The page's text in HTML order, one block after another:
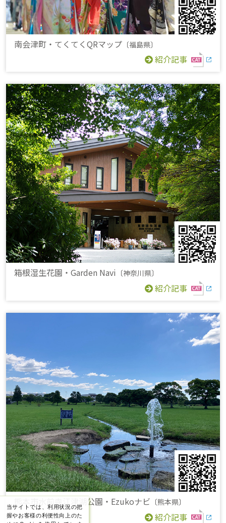
当サイトでは、利用状況の把
握やお客様の利便性向上のた
南会津町・てくてくQRマップ 〔福島県〕
紹介記事
箱根湿生花園・Garden Navi 〔神奈川県〕
紹介記事
熊本市水前寺江津湖公園・Ezukoナビ 〔熊本県〕
紹介記事